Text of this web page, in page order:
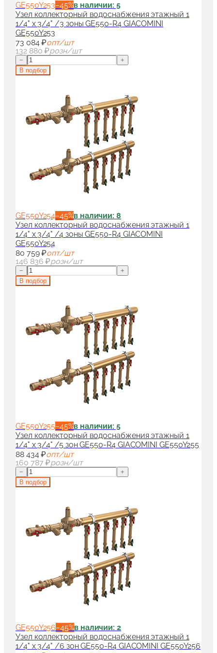
GE550Y253−45%в наличии: 5
Узел коллекторный водоснабжения этажный 1
1/4" x 3/4" /3 зоны GE550-R4 GIACOMINI
GE550Y253
73 084 ₽опт/шт
132 880 ₽розн/шт
−
+
В подбор
GE550Y254−45%в наличии: 8
Узел коллекторный водоснабжения этажный 1
1/4" x 3/4" /4 зоны GE550-R4 GIACOMINI
GE550Y254
80 759 ₽опт/шт
146 836 ₽розн/шт
−
+
В подбор
GE550Y255−45%в наличии: 5
Узел коллекторный водоснабжения этажный 1
1/4" x 3/4" /5 зон GE550-R4 GIACOMINI GE550Y255
88 434 ₽опт/шт
160 787 ₽розн/шт
−
+
В подбор
GE550Y256−45%в наличии: 2
Узел коллекторный водоснабжения этажный 1
1/4" x 3/4" /6 зон GE550-R4 GIACOMINI GE550Y256